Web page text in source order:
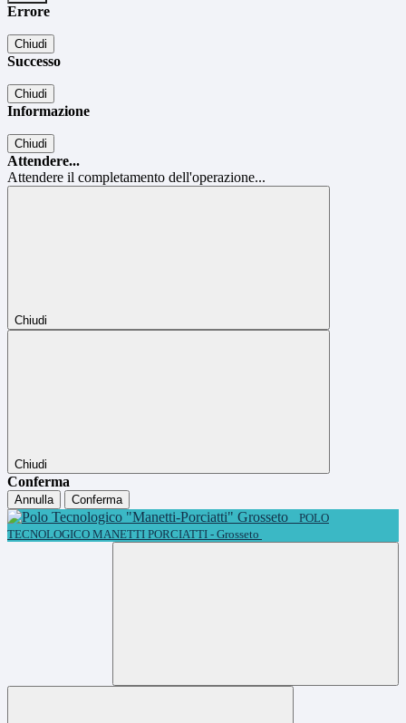
Errore
Chiudi
Successo
Chiudi
Informazione
Chiudi
Attendere...
Attendere il completamento dell'operazione...
Chiudi
Chiudi
Conferma
Annulla
Conferma
POLO
TECNOLOGICO MANETTI PORCIATTI - Grosseto